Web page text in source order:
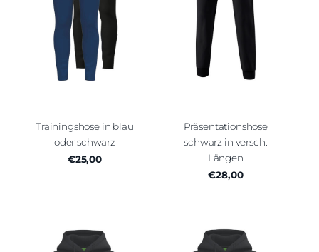
Trainingshose in blau
oder schwarz
€25,00
Präsentationshose
schwarz in versch.
Längen
€28,00